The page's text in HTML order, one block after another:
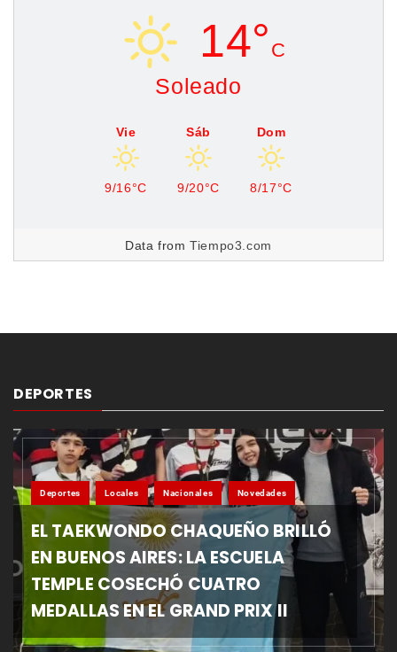
14° C
Soleado
Vie
9/16°C
Sáb
9/20°C
Dom
8/17°C
Data fromTiempo3.com
DEPORTES
Deportes Locales Nacionales Novedades
EL TAEKWONDO CHAQUEÑO BRILLÓ
EN BUENOS AIRES: LA ESCUELA
TEMPLE COSECHÓ CUATRO
MEDALLAS EN EL GRAND PRIX II